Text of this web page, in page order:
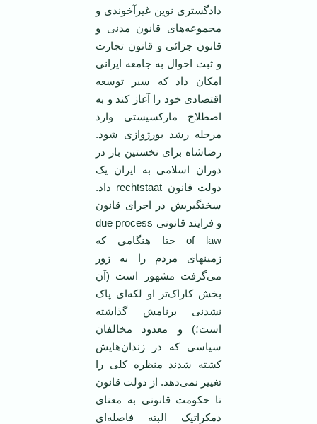
دادگستری نوین غیرآخوندی و
مجموعه‌های قانون مدنی و
قانون جزائی و قانون تجارت
و ثبت احوال به جامعه ایرانی
امکان داد که سیر توسعه
اقتصادی خود را آغاز کند و به
اصطلاح مارکسیستی وارد
مرحله رشد بورژوازی شود.
رضاشاه برای نخستین بار در
دوران اسلامی به ایران یک
دولت قانون rechtstaat داد.
سختگیریش در اجرای قانون
و فرایند قانونی due process
of law حتا هنگامی که
زمینهای مردم را به زور
می‌گرفت مشهور است (آن
بخش کاراک‌تر او لکه‌ای پاک
نشدنی برنامش گذاشته
است؛) و معدود مخالفان
سیاسی که در زندان‌هایش
کشته شدند منظره کلی را
تغییر نمی‌دهد. از دولت قانون
تا حکومت قانونی به معنای
دمکراتیک البته فاصله‌ای